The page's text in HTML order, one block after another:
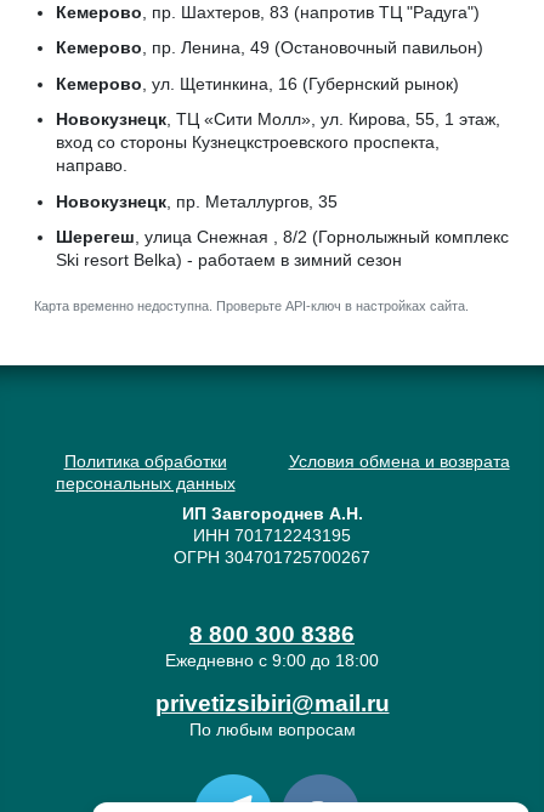
Кемерово , пр. Шахтеров, 83 (напротив ТЦ "Радуга")
Кемерово, пр. Ленина, 49 (Остановочный павильон)
Кемерово , ул. Щетинкина, 16 (Губернский рынок)
Новокузнецк, ТЦ «Сити Молл», ул. Кирова, 55, 1 этаж,
вход со стороны Кузнецкстроевского проспекта,
направо.
Новокузнецк, пр. Металлургов, 35
Шерегеш, улица Снежная , 8/2 (Горнолыжный комплекс
Ski resort Belka) - работаем в зимний сезон
Карта временно недоступна. Проверьте API-ключ в настройках сайта.
Политика обработки
персональных данных
Условия обмена и возврата
ИП Завгороднев А.Н.
ИНН 701712243195
ОГРН 304701725700267
8 800 300 8386
Ежедневно с 9:00 до 18:00
privetizsibiri@mail.ru
По любым вопросам